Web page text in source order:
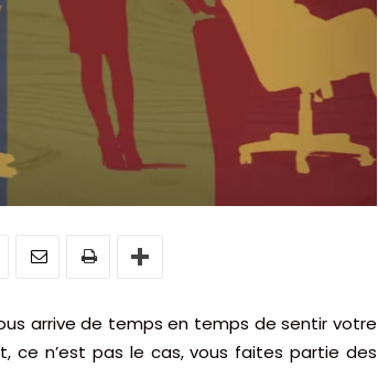
arrive de temps en temps de sentir votre
ce n’est pas le cas, vous faites partie des